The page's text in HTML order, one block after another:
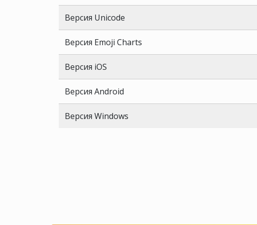
Версия Unicode
Версия Emoji Charts
Версия iOS
Версия Android
Версия Windows